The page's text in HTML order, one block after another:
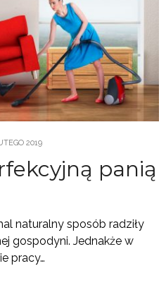
2019
panią
naturalny sposób radziły
gospodyni. Jednakże w
pracy…